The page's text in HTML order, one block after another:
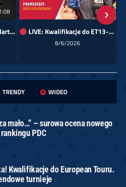
9-latek naśladuje gwiazdy darta!
00:00
LIVE: Kwalifikacje do ET13-14 dla Europy Wschodniej
8/6/2026
TRENDY WIDEO
mało…” – surowa ocena nowego
PDC
Kwalifikacje do European Touru.
turnieje